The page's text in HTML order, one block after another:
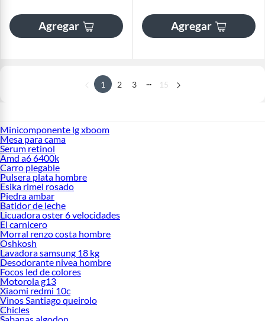
Agregar Agregar
1 2 3 15
Minicomponente lg xboom
Mesa para cama
Serum retinol
Amd a6 6400k
Carro plegable
Pulsera plata hombre
Esika rimel rosado
Piedra ambar
Batidor de leche
Licuadora oster 6 velocidades
El carnicero
Morral renzo costa hombre
Oshkosh
Lavadora samsung 18 kg
Desodorante nivea hombre
Focos led de colores
Motorola g13
Xiaomi redmi 10c
Vinos Santiago queirolo
Chicles